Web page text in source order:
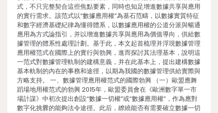
式，不只完整契合這些焦點要素，同時也知足增進數據共享與應用
的實行需求。該范式以“數據應用權”為基石范疇，以數據實質特征
和數字經濟基礎紀律為懂得體系，以數據應用權的公道分派與暢通
應用為方式論指引，并以增進數據共享與應用為價值導向，供給數
據管理的體系性處理計劃。基于此，本文起首梳理并浮現數據管理
應用權范式在國際上的實行與勃興，進而探討其法理基本，說明這
一范式對數據管理軌制的建構意義，并在此基本上，提出建構數據
基本軌制的內在的事務和途徑，以期為我國的數據管理供給實際與
方略支持。 一、數據管理應用權范式的國際勃興 （一）歐盟應舞
蹈場地用權范式的勃興 2015年，歐盟委員會在《歐洲數字單一市
場計謀》中初次提出創設“數據一切權”或“數據應用權”，作為應對
數字化挑釁的能夠法令途徑。此后，繚繞能否有需要確立數據一切